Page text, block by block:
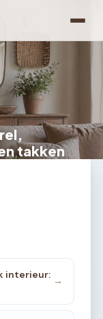
takken
interieur:
→